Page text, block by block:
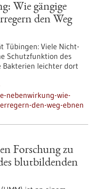
Wie gängige
den Weg
Tübingen: Viele Nicht-
Schutzfunktion des
Bakterien leichter dort
nebenwirkung-wie-
den-weg-ebnen
Forschung zu
blutbildenden